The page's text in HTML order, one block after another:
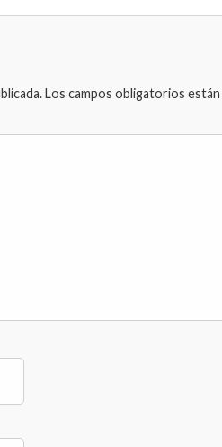
Los campos obligatorios